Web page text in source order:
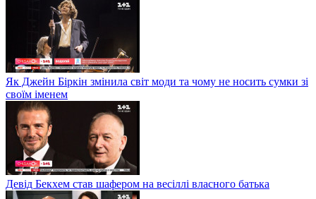
Як Джейн Біркін змінила світ моди та чому не носить сумки зі
своїм іменем
Девід Бекхем став шафером на весіллі власного батька